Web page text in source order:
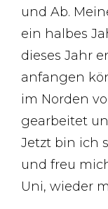
und Ab.
ein halbes
dieses Jahr
anfangen
im Norden
gearbeitet
Jetzt bin ich
und freu
Uni, wieder